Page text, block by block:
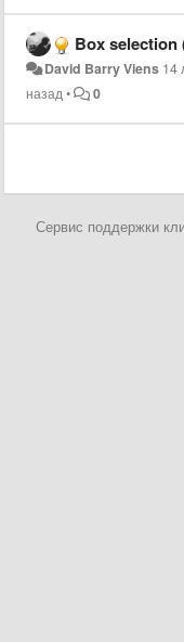
Box selection
David Barry Viens 14
назад• 0
Сервис поддержки